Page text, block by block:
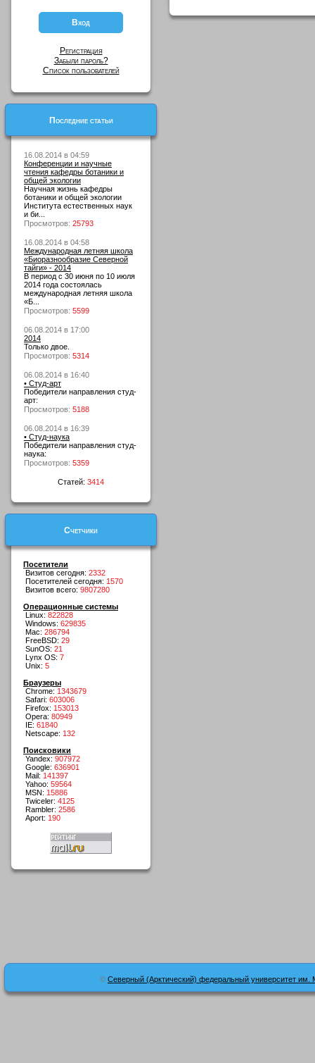
Регистрация
Забыли пароль?
Список пользователей
Последние статьи
16.08.2014 в 04:59
Конференции и научные
чтения кафедры ботаники и
общей экологии
Научная жизнь кафедры
ботаники и общей экологии
Института естественных наук
и би...
Просмотров: 25793
16.08.2014 в 04:58
Международная летняя школа
«Биоразнообразие Северной
тайги» - 2014
В период с 30 июня по 10 июля
2014 года состоялась
международная летняя школа
«Б...
Просмотров: 5599
06.08.2014 в 17:00
2014
Только двое.
Просмотров: 5314
06.08.2014 в 16:40
• Студ-арт
Победители направления студ-
арт:
Просмотров: 5188
06.08.2014 в 16:39
• Студ-наука
Победители направления студ-
наука:
Просмотров: 5359
Статей: 3414
Счетчики
Посетители
Визитов сегодня: 2332
Посетителей сегодня: 1570
Визитов всего: 9807280
Операционные системы
Linux: 822828
Windows: 629835
Mac: 286794
FreeBSD: 29
SunOS: 21
Lynx OS: 7
Unix: 5
Браузеры
Chrome: 1343679
Safari: 603006
Firefox: 153013
Opera: 80949
IE: 61840
Netscape: 132
Поисковики
Yandex: 907972
Google: 636901
Mail: 141397
Yahoo: 59564
MSN: 15886
Twiceler: 4125
Rambler: 2586
Aport: 190
© Северный (Арктический) федеральный университет